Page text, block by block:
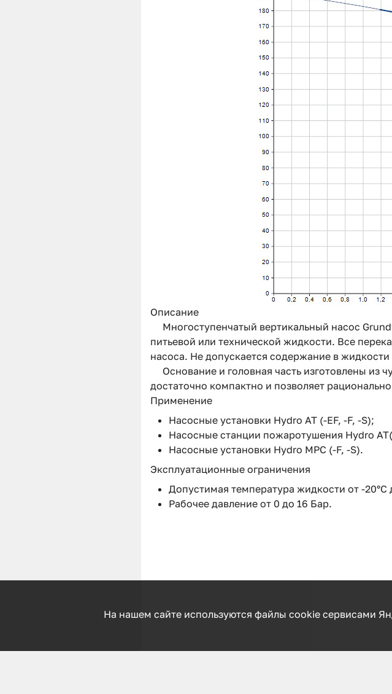
Описание
Многоступенчатый вертикальный насос
питьевой или технической жидкости. Все
насоса. Не допускается содержание в
Основание и головная часть изготовлены
достаточно компактно и позволяет
Применение
Насосные установки Hydro AT (-EF, -F, -S);
Насосные станции пожаротушения Hydro
Насосные установки Hydro MPC (-F, -S).
Эксплуатационные ограничения
Допустимая температура жидкости от -20°C
Рабочее давление от 0 до 16 Бар.
На нашем сайте используются файлы cookie сервисами